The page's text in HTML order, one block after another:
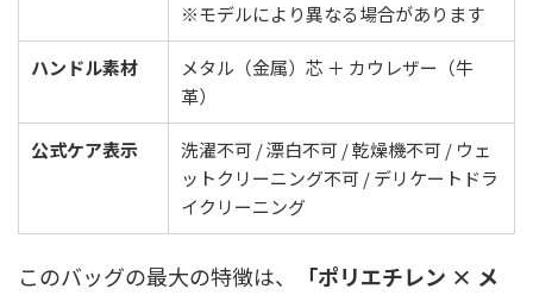
※モデルにより異なる場合があります
ハンドル素材
メタル（金属）芯 ＋ カウレザー（牛
革）
公式ケア表示
洗濯不可 / 漂白不可 / 乾燥機不可 / ウェ
ットクリーニング不可 / デリケートドラ
イクリーニング
このバッグの最大の特徴は、
「ポリエチレン × メ